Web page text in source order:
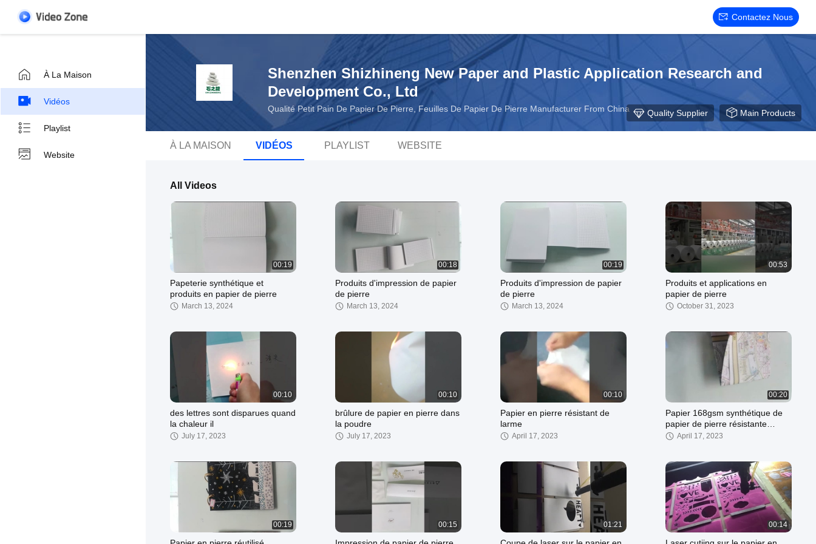
Contactez Nous
À La Maison
Vidéos
Playlist
Website
Shenzhen Shizhineng New Paper and Plastic Application Research and
Development Co., Ltd
Qualité Petit Pain De Papier De Pierre, Feuilles De Papier De Pierre Manufacturer From China Quality Supplier Main Products
À LA MAISON VIDÉOS PLAYLIST WEBSITE
All Videos
00:19
Papeterie synthétique et
produits en papier de pierre
March 13, 2024
00:18
Produits d'impression de papier
de pierre
March 13, 2024
00:19
Produits d'impression de papier
de pierre
March 13, 2024
00:53
Produits et applications en
papier de pierre
October 31, 2023
00:10
des lettres sont disparues quand
la chaleur il
July 17, 2023
00:10
brûlure de papier en pierre dans
la poudre
July 17, 2023
00:10
Papier en pierre résistant de
larme
April 17, 2023
00:20
Papier 168gsm synthétique de
papier de pierre résistante
étanche à l'humidité
April 17, 2023
00:19 00:15 01:21 00:14